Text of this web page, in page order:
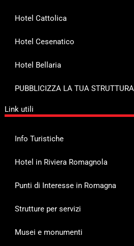
Hotel Cattolica
Hotel Cesenatico
Hotel Bellaria
PUBBLICIZZA LA TUA STRUTTURA
Link utili
Info Turistiche
Hotel in Riviera Romagnola
Punti di Interesse in Romagna
Strutture per servizi
Musei e monumenti